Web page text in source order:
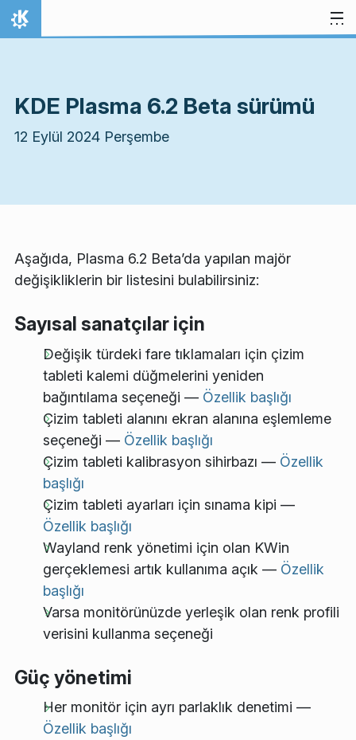
İçeriğe atla
Ana Sayfa
KDE Plasma 6.2 Beta sürümü
12 Eylül 2024 Perşembe
Aşağıda, Plasma 6.2 Beta’da yapılan majör
değişikliklerin bir listesini bulabilirsiniz:
Sayısal sanatçılar için
Değişik türdeki fare tıklamaları için çizim
tableti kalemi düğmelerini yeniden
bağıntılama seçeneği — Özellik başlığı
Çizim tableti alanını ekran alanına eşlemleme
seçeneği — Özellik başlığı
Çizim tableti kalibrasyon sihirbazı — Özellik
başlığı
Çizim tableti ayarları için sınama kipi —
Özellik başlığı
Wayland renk yönetimi için olan KWin
gerçeklemesi artık kullanıma açık — Özellik
başlığı
Varsa monitörünüzde yerleşik olan renk profili
verisini kullanma seçeneği
Güç yönetimi
Her monitör için ayrı parlaklık denetimi —
Özellik başlığı